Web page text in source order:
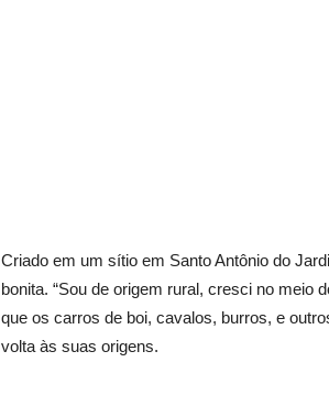
Criado em um sítio em Santo Antônio do
bonita. “Sou de origem rural, cresci no meio
que os carros de boi, cavalos, burros, e
volta às suas origens.